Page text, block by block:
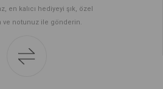
en kalıcı hediyeyi şık, özel
ve notunuz ile gönderin.